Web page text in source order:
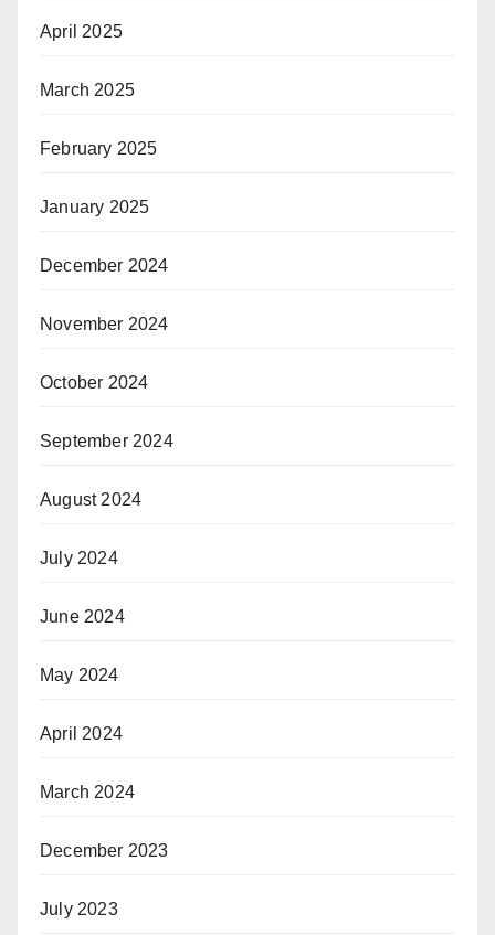
April 2025
March 2025
February 2025
January 2025
December 2024
November 2024
October 2024
September 2024
August 2024
July 2024
June 2024
May 2024
April 2024
March 2024
December 2023
July 2023